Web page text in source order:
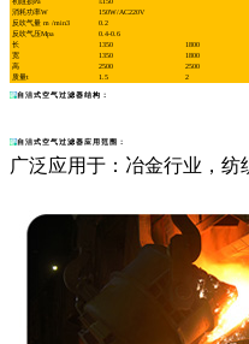
消耗功率W
150W/AC220V
反吹气量 m /min3
0.2
反吹气压Mpa
0.4-0.6
长
1350 1800
宽
1350 1800
高
2500 2500
质量t
1.5 2
自洁式空气过滤器结构：
自洁式空气过滤器应用范围：
广泛应用于：冶金行业，